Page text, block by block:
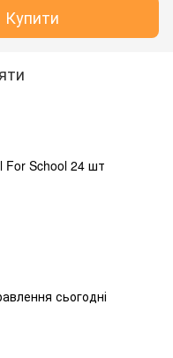
Купити
For School 24 шт
сьогодні